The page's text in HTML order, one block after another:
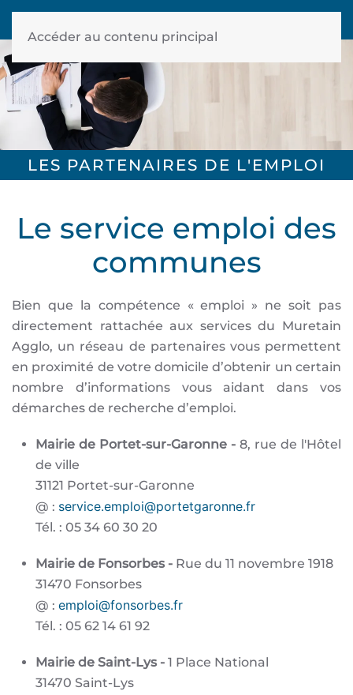
Accéder au contenu principal
LES PARTENAIRES DE L'EMPLOI
Le service emploi des
communes
Bien que la compétence « emploi » ne soit pas
directement rattachée aux services du Muretain
Agglo, un réseau de partenaires vous permettent
en proximité de votre domicile d’obtenir un certain
nombre d’informations vous aidant dans vos
démarches de recherche d’emploi.
Mairie de Portet-sur-Garonne - 8, rue de l'Hôtel
de ville
31121 Portet-sur-Garonne
@ : service.emploi@portetgaronne.fr
Tél. : 05 34 60 30 20
Mairie de Fonsorbes - Rue du 11 novembre 1918
31470 Fonsorbes
@ : emploi@fonsorbes.fr
Tél. : 05 62 14 61 92
Mairie de Saint-Lys - 1 Place National
31470 Saint-Lys